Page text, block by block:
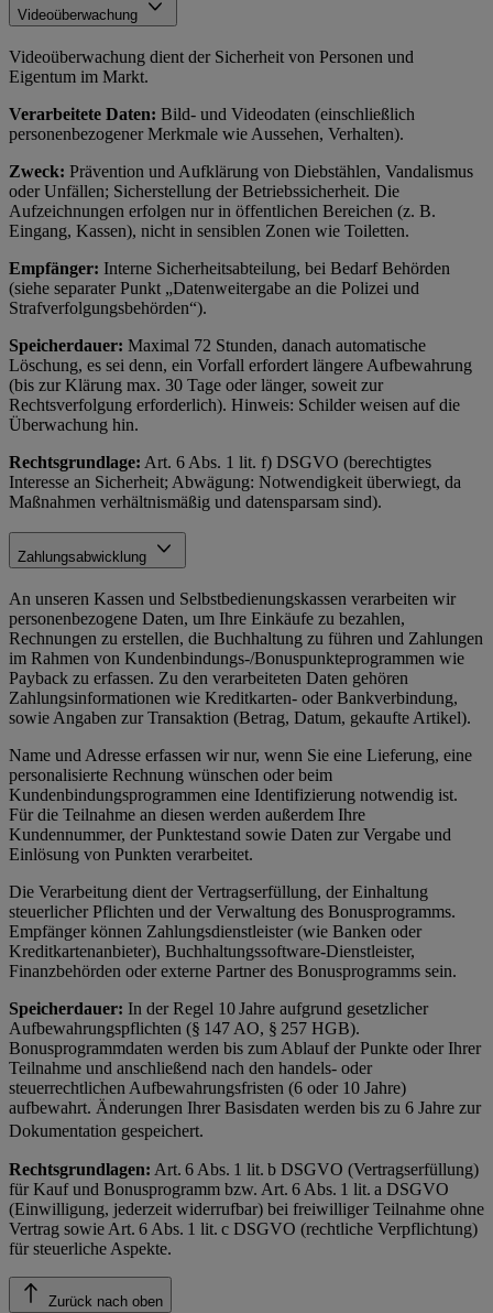
Videoüberwachung
Videoüberwachung dient der Sicherheit von Personen und
Eigentum im Markt.
Verarbeitete Daten: Bild- und Videodaten (einschließlich
personenbezogener Merkmale wie Aussehen, Verhalten).
Zweck: Prävention und Aufklärung von Diebstählen, Vandalismus
oder Unfällen; Sicherstellung der Betriebssicherheit. Die
Aufzeichnungen erfolgen nur in öffentlichen Bereichen (z. B.
Eingang, Kassen), nicht in sensiblen Zonen wie Toiletten.
Empfänger: Interne Sicherheitsabteilung, bei Bedarf Behörden
(siehe separater Punkt „Datenweitergabe an die Polizei und
Strafverfolgungsbehörden“).
Speicherdauer: Maximal 72 Stunden, danach automatische
Löschung, es sei denn, ein Vorfall erfordert längere Aufbewahrung
(bis zur Klärung max. 30 Tage oder länger, soweit zur
Rechtsverfolgung erforderlich). Hinweis: Schilder weisen auf die
Überwachung hin.
Rechtsgrundlage: Art. 6 Abs. 1 lit. f) DSGVO (berechtigtes
Interesse an Sicherheit; Abwägung: Notwendigkeit überwiegt, da
Maßnahmen verhältnismäßig und datensparsam sind).
Zahlungsabwicklung
An unseren Kassen und Selbstbedienungskassen verarbeiten wir
personenbezogene Daten, um Ihre Einkäufe zu bezahlen,
Rechnungen zu erstellen, die Buchhaltung zu führen und Zahlungen
im Rahmen von Kundenbindungs-/Bonuspunkteprogrammen wie
Payback zu erfassen. Zu den verarbeiteten Daten gehören
Zahlungsinformationen wie Kreditkarten- oder Bankverbindung,
sowie Angaben zur Transaktion (Betrag, Datum, gekaufte Artikel).
Name und Adresse erfassen wir nur, wenn Sie eine Lieferung, eine
personalisierte Rechnung wünschen oder beim
Kundenbindungsprogrammen eine Identifizierung notwendig ist.
Für die Teilnahme an diesen werden außerdem Ihre
Kundennummer, der Punktestand sowie Daten zur Vergabe und
Einlösung von Punkten verarbeitet.
Die Verarbeitung dient der Vertragserfüllung, der Einhaltung
steuerlicher Pflichten und der Verwaltung des Bonusprogramms.
Empfänger können Zahlungsdienstleister (wie Banken oder
Kreditkartenanbieter), Buchhaltungssoftware-Dienstleister,
Finanzbehörden oder externe Partner des Bonusprogramms sein.
Speicherdauer: In der Regel 10 Jahre aufgrund gesetzlicher
Aufbewahrungspflichten (§ 147 AO, § 257 HGB).
Bonusprogrammdaten werden bis zum Ablauf der Punkte oder Ihrer
Teilnahme und anschließend nach den handels- oder
steuerrechtlichen Aufbewahrungsfristen (6 oder 10 Jahre)
aufbewahrt. Änderungen Ihrer Basisdaten werden bis zu 6 Jahre zur
Dokumentation gespeichert.
Rechtsgrundlagen: Art. 6 Abs. 1 lit. b DSGVO (Vertragserfüllung)
für Kauf und Bonusprogramm bzw. Art. 6 Abs. 1 lit. a DSGVO
(Einwilligung, jederzeit widerrufbar) bei freiwilliger Teilnahme ohne
Vertrag sowie Art. 6 Abs. 1 lit. c DSGVO (rechtliche Verpflichtung)
für steuerliche Aspekte.
Zurück nach oben